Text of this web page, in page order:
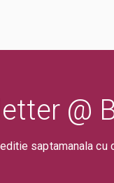
@
saptamanala cu